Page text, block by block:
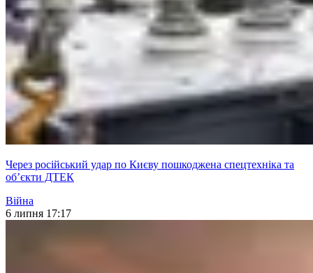
Через російський удар по Києву пошкоджена спецтехніка та
об’єкти ДТЕК
Війна
6 липня 17:17